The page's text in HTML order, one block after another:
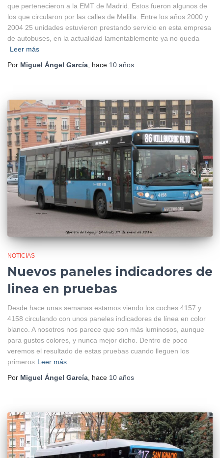
que pertenecieron a la EMT de Madrid. Estos fueron algunos de
los que circularon por las calles de Melilla. Entre los años 2000 y
2004 25 unidades estuvieron prestando servicio en esta empresa
de autobuses, en la actualidad lamentablemente ya no queda
Leer más
Por Miguel Ángel García , hace 10 años
NOTICIAS
Nuevos paneles indicadores de
linea en pruebas
Desde hace unas semanas estamos viendo los coches 4157 y
4158 circulando con unos paneles indicadores de línea en color
blanco. A nosotros nos parece que son más luminosos, aunque
para gustos colores, y nunca mejor dicho. Dentro de poco
veremos el resultado de estas pruebas cuando lleguen los
primeros Leer más
Por Miguel Ángel García , hace 10 años